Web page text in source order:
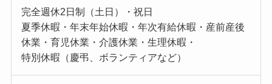
完全週休2日制（土日）・祝日
夏季休暇・年末年始休暇・年次有給休暇・産前産後
休業・育児休業・介護休業・生理休暇・
特別休暇（慶弔、ボランティアなど）